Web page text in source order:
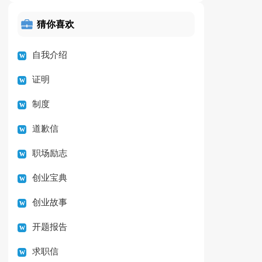
猜你喜欢
自我介绍
证明
制度
道歉信
职场励志
创业宝典
创业故事
开题报告
求职信